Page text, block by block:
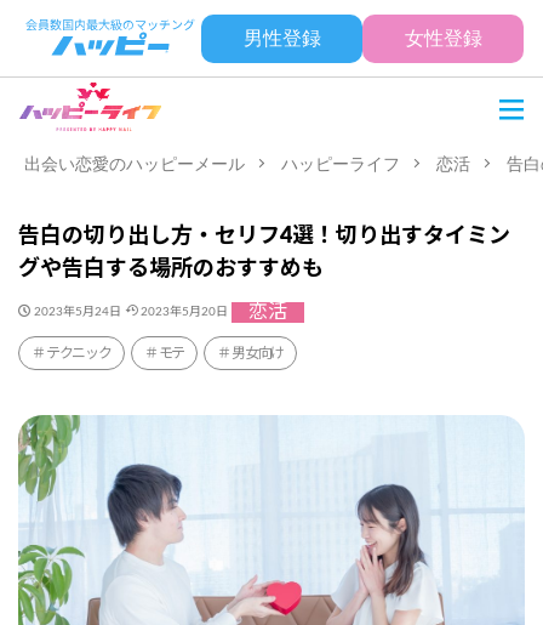
男性登録 女性登録
出会い恋愛のハッピーメール ハッピーライフ 恋活 告
告白の切り出し方・セリフ4選！切り出すタイミン
グや告白する場所のおすすめも
2023年5月24日 2023年5月20日 恋活
テクニック モテ 男女向け